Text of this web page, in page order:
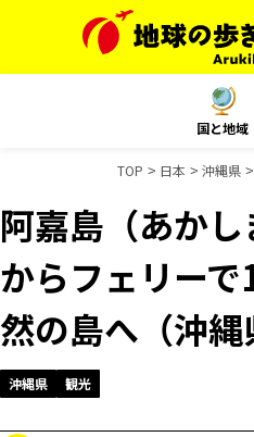
国と地域
TOP 日本 沖縄県
阿嘉島（あか
からフェリー
然の島へ（沖縄
沖縄県 観光